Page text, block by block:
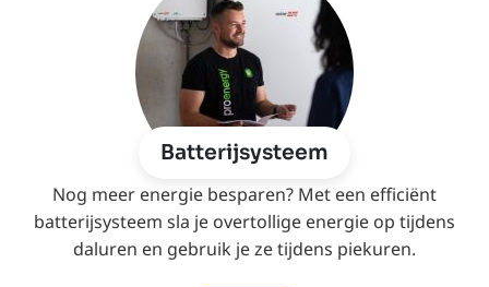
Batterijsysteem
Nog meer energie besparen? Met een efficiënt
batterijsysteem sla je overtollige energie op tijdens
daluren en gebruik je ze tijdens piekuren.